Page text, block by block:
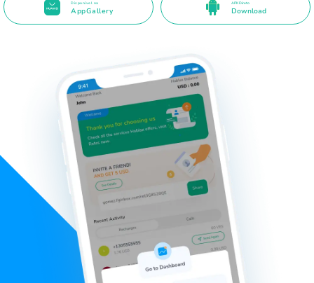
Disponível na
AppGallery
APK Direto
Download